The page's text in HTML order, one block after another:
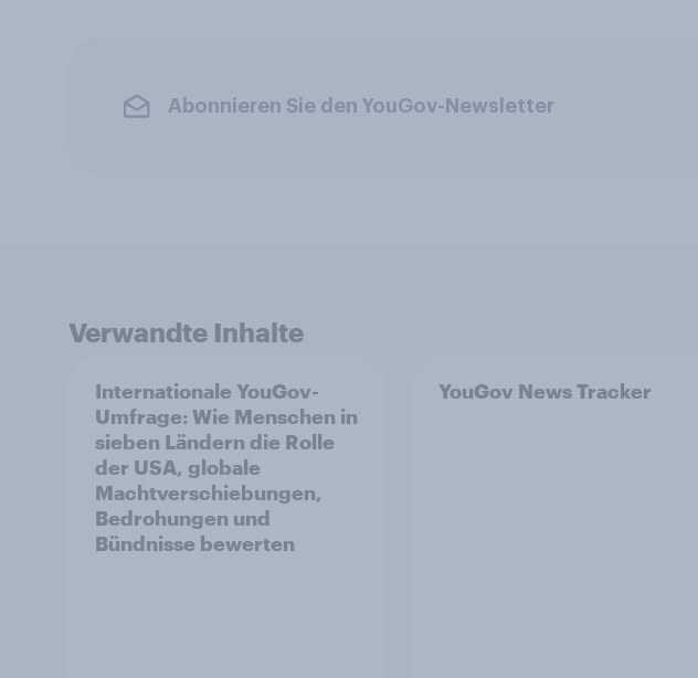
Abonnieren Sie den YouGov-Newsletter
Verwandte Inhalte
Internationale YouGov-
Umfrage: Wie Menschen in
sieben Ländern die Rolle
der USA, globale
Machtverschiebungen,
Bedrohungen und
Bündnisse bewerten
YouGov News Tracker